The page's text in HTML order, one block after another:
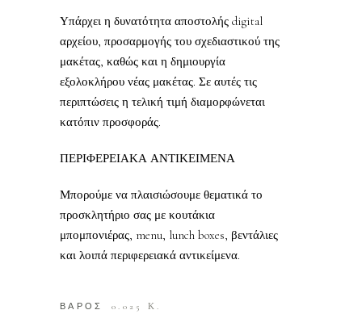
Υπάρχει η δυνατότητα αποστολής digital
αρχείου, προσαρμογής του σχεδιαστικού της
μακέτας, καθώς και η δημιουργία
εξολοκλήρου νέας μακέτας. Σε αυτές τις
περιπτώσεις η τελική τιμή διαμορφώνεται
κατόπιν προσφοράς.
ΠΕΡΙΦΕΡΕΙΑΚΑ ΑΝΤΙΚΕΙΜΕΝΑ
Μπορούμε να πλαισιώσουμε θεματικά το
προσκλητήριο σας με κουτάκια
μπομπονιέρας, menu, lunch boxes, βεντάλιες
και λοιπά περιφερειακά αντικείμενα.
ΒΑΡΟΣ 0.025 Κ.